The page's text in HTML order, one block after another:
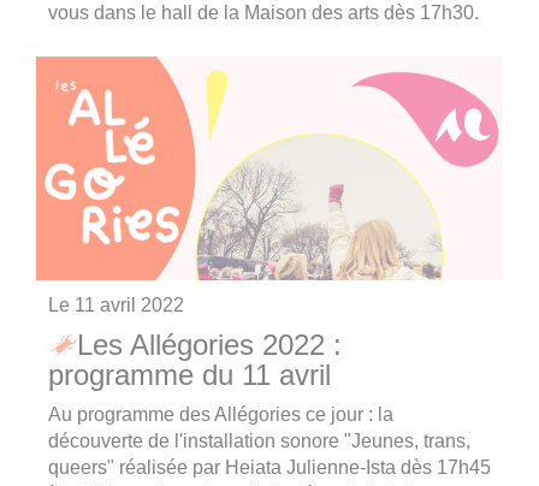
vous dans le hall de la Maison des arts dès 17h30.
Le 11 avril 2022
Les Allégories 2022 :
programme du 11 avril
Au programme des Allégories ce jour : la
découverte de l'installation sonore "Jeunes, trans,
queers" réalisée par Heiata Julienne-Ista dès 17h45